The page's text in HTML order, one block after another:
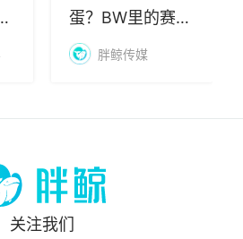
蛋？BW里的赛博
朝圣，藏着品牌
胖鲸传媒
关注我们